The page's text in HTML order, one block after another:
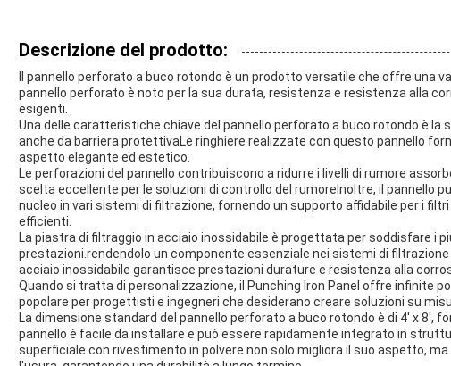
Descrizione del prodotto:
Il pannello perforato a buco rotondo è un prodotto versatile che offre una
pannello perforato è noto per la sua durata, resistenza e resistenza alla
esigenti.
Una delle caratteristiche chiave del pannello perforato a buco rotondo è la
anche da barriera protettivaLe ringhiere realizzate con questo pannello
aspetto elegante ed estetico.
Le perforazioni del pannello contribuiscono a ridurre i livelli di rumore
scelta eccellente per le soluzioni di controllo del rumoreInoltre, il pannello
nucleo in vari sistemi di filtrazione, fornendo un supporto affidabile per i
efficienti.
La piastra di filtraggio in acciaio inossidabile è progettata per soddisfare i
prestazioni.rendendolo un componente essenziale nei sistemi di
acciaio inossidabile garantisce prestazioni durature e resistenza alla
Quando si tratta di personalizzazione, il Punching Iron Panel offre infinite
popolare per progettisti e ingegneri che desiderano creare soluzioni su
La dimensione standard del pannello perforato a buco rotondo è di 4' x 8',
pannello è facile da installare e può essere rapidamente integrato in
superficiale con rivestimento in polvere non solo migliora il suo aspetto,